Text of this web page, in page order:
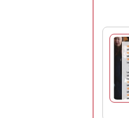
din